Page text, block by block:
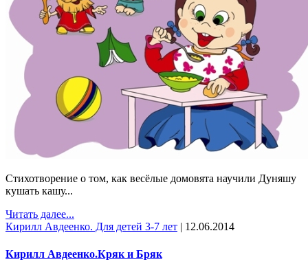
Стихотворение о том, как весёлые домовята научили Дуняшу
кушать кашу...
Читать далее...
Кирилл Авдеенко. Для детей 3-7 лет | 12.06.2014
Кирилл Авдеенко.Кряк и Бряк